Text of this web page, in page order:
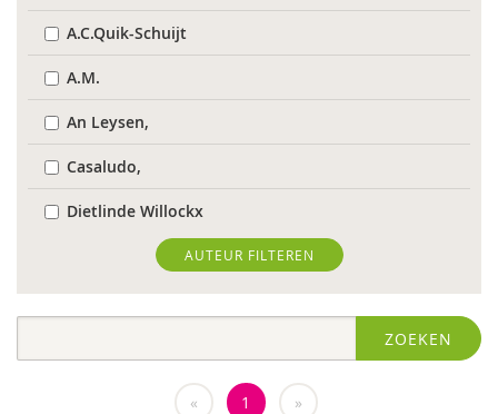
A.C.Quik-Schuijt
A.M.
An Leysen,
Casaludo,
Dietlinde Willockx
Landelijk Kenniscentrum LVB
Respect Foundation
AUTEUR FILTEREN
ZOEKEN
« 1 »